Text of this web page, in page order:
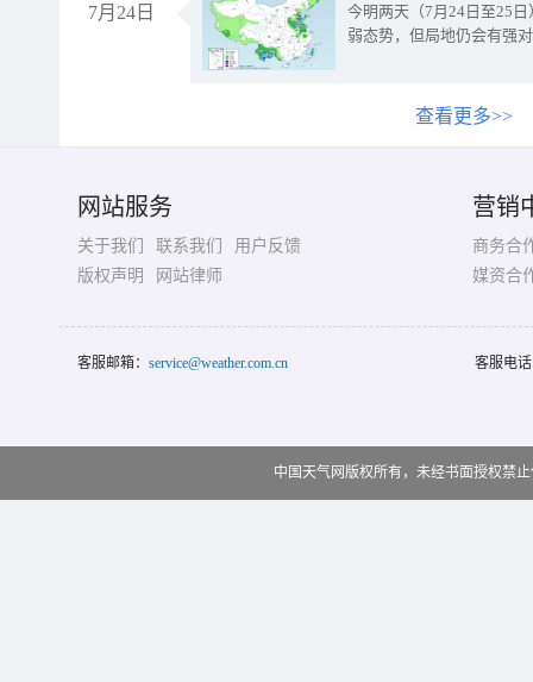
7月24日
今明两天（7月24日至25
弱态势，但局地仍会有强
查看更多>>
网站服务
关于我们 联系我们
用户反馈
版权声明
网站律师
营销
商务合
媒资合
客服邮箱： service@weather.com.cn 客服电
中国天气网版权所有，未经书面授权